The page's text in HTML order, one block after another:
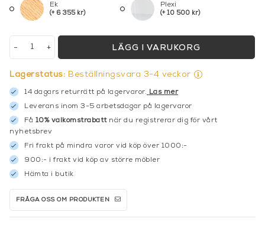
Ek
(+ 6 355 kr)
Plexi
(+ 10 500 kr)
+
- LÄGG I VARUKORG
Lagerstatus: Beställningsvara 3-4 veckor
14 dagars returrätt på lagervaror. Läs mer
Leverans inom 3-5 arbetsdagar på lagervaror
Få 10% välkomstrabattnär du registrerar dig för vårt
nyhetsbrev
Fri frakt på mindra varor vid köp över 1000:-
900:- i frakt vid köp av större möbler
Hämta i butik
FRÅGA OSS OM PRODUKTEN